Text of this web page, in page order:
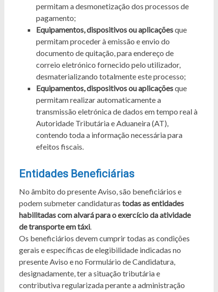
permitam a desmonetização dos processos de
pagamento;
Equipamentos, dispositivos ou aplicaçõesque
permitam proceder à emissão e envio do
documento de quitação, para endereço de
correio eletrónico fornecido pelo utilizador,
desmaterializando totalmente este processo;
Equipamentos, dispositivos ou aplicaçõesque
permitam realizar automaticamente a
transmissão eletrónica de dados em tempo real à
Autoridade Tributária e Aduaneira (AT),
contendo toda a informação necessária para
efeitos fiscais.
Entidades Beneficiárias
No âmbito do presente Aviso, são beneficiários e
podem submeter candidaturas todas as entidades
habilitadas com alvará para o exercício da atividade
de transporte em táxi.
Os beneficiários devem cumprir todas as condições
gerais e específicas de elegibilidade indicadas no
presente Aviso e no Formulário de Candidatura,
designadamente, ter a situação tributária e
contributiva regularizada perante a administração